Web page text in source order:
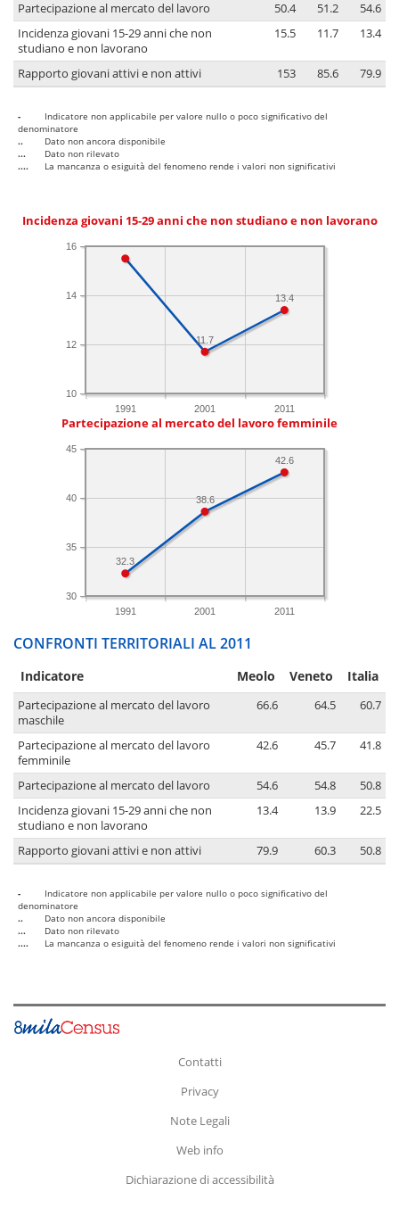
Partecipazione al mercato del lavoro 50.4 51.2
54.6
Incidenza giovani 15-29 anni che non
studiano e non lavorano
15.5 11.7 13.4
Rapporto giovani attivi e non attivi 153 85.6 79.9
-
Indicatore non applicabile per valore nullo o poco significativo del
denominatore
..
Dato non ancora disponibile
...
Dato non rilevato
....
La mancanza o esiguità del fenomeno rende i valori non significativi
Incidenza giovani 15-29 anni che non studiano e non lavorano
1991 2001 2011
10
12
14
16
13.4
11.7
Partecipazione al mercato del lavoro femminile
1991 2001 2011
30
35
40
45
42.6
38.6
32.3
CONFRONTI TERRITORIALI AL 2011
Indicatore Meolo Veneto Italia
Partecipazione al mercato del lavoro
maschile
66.6 64.5 60.7
Partecipazione al mercato del lavoro
femminile
42.6 45.7 41.8
Partecipazione al mercato del lavoro 54.6 54.8
50.8
Incidenza giovani 15-29 anni che non
studiano e non lavorano
13.4 13.9 22.5
Rapporto giovani attivi e non attivi 79.9 60.3 50.8
-
Indicatore non applicabile per valore nullo o poco significativo del
denominatore
..
Dato non ancora disponibile
...
Dato non rilevato
....
La mancanza o esiguità del fenomeno rende i valori non significativi
Contatti
Privacy
Note Legali
Web info
Dichiarazione di accessibilità